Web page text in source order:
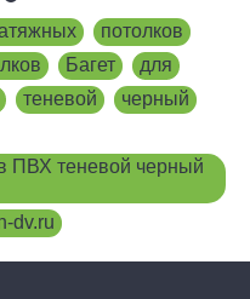
потолков
Багет для
теневой черный
ПВХ теневой черный
dv.ru